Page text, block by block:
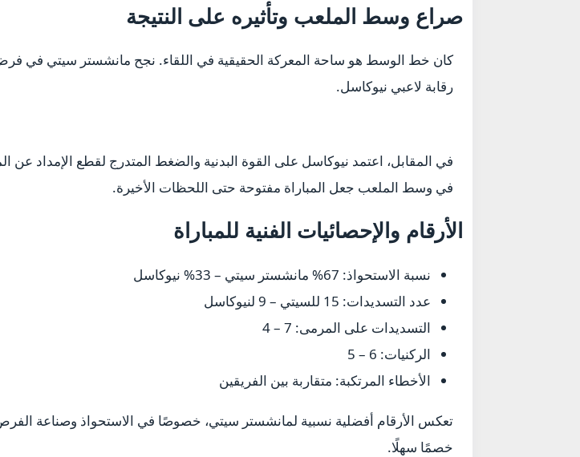
صراع وسط الملعب وتأثيره على النتيجة
كان خط الوسط هو ساحة المعركة الحقيقية في اللقاء. نجح مانشستر سيتي في فرض
رقابة لاعبي نيوكاسل.
في المقابل، اعتمد نيوكاسل على القوة البدنية والضغط المتدرج لقطع الإمداد عن
في وسط الملعب جعل المباراة مفتوحة حتى اللحظات الأخيرة.
الأرقام والإحصائيات الفنية للمباراة
نسبة الاستحواذ: 67% مانشستر سيتي – 33% نيوكاسل
عدد التسديدات: 15 للسيتي – 9 لنيوكاسل
التسديدات على المرمى: 7 – 4
الركنيات: 6 – 5
الأخطاء المرتكبة: متقاربة بين الفريقين
تعكس الأرقام أفضلية نسبية لمانشستر سيتي، خصوصًا في الاستحواذ وصناعة
خصمًا سهلًا.